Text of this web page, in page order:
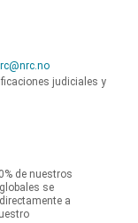
judiciales y
de nuestros
se
a